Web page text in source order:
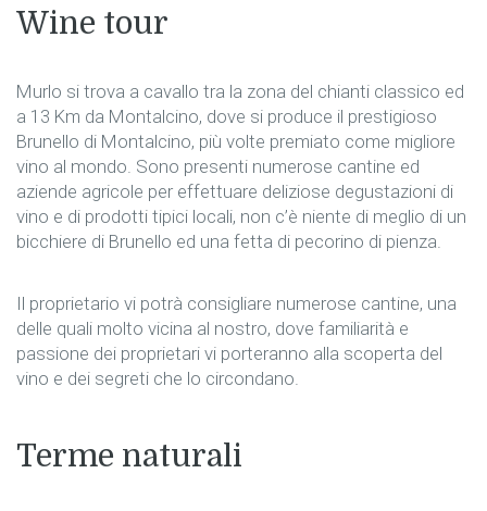
Wine tour
Murlo si trova a cavallo tra la zona del chianti classico ed
a 13 Km da Montalcino, dove si produce il prestigioso
Brunello di Montalcino, più volte premiato come migliore
vino al mondo. Sono presenti numerose cantine ed
aziende agricole per effettuare deliziose degustazioni di
vino e di prodotti tipici locali, non c’è niente di meglio di un
bicchiere di Brunello ed una fetta di pecorino di pienza.
Il proprietario vi potrà consigliare numerose cantine, una
delle quali molto vicina al nostro, dove familiarità e
passione dei proprietari vi porteranno alla scoperta del
vino e dei segreti che lo circondano.
Terme naturali